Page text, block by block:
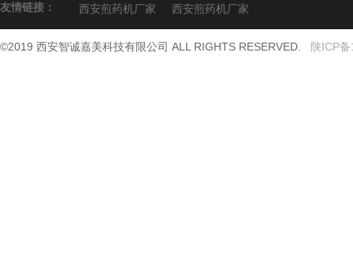
友情链接： 西安煎药机厂家 西安煎药机厂家
©2019 西安智诚嘉美科技有限公司 ALL RIGHTS RESERVED. 陕ICP